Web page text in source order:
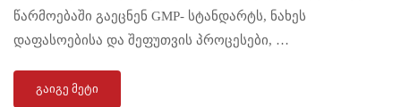
წარმოებაში გაეცნენ GMP- სტანდარტს, ნახეს
დაფასოებისა და შეფუთვის პროცესები, …
ᲒᲐᲘᲒᲔ ᲛᲔᲢᲘ